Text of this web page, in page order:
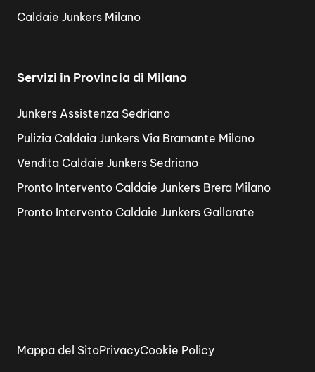
Caldaie Junkers Milano
Servizi in Provincia di Milano
Junkers Assistenza Sedriano
Pulizia Caldaia Junkers Via Bramante Milano
Vendita Caldaie Junkers Sedriano
Pronto Intervento Caldaie Junkers Brera Milano
Pronto Intervento Caldaie Junkers Gallarate
Mappa del SitoPrivacyCookie Policy